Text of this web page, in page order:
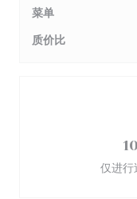
菜单
质价比
仅进行